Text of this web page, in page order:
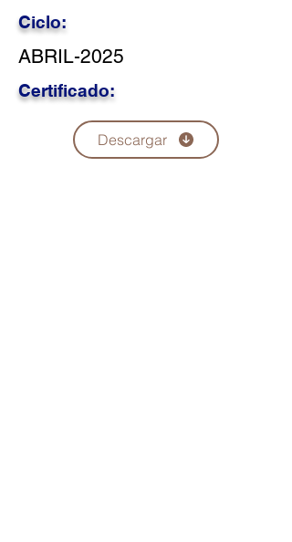
Ciclo:
ABRIL-2025
Certificado:
Descargar